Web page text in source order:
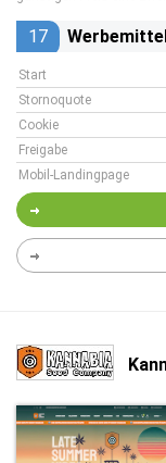
17
Start
Stornoquote
Cookie
Freigabe
Mobil-Landingpage